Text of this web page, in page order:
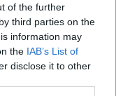
of the further
third parties on the
information may
the IAB’s List of
disclose it to other
Mănăstirea
Domnului